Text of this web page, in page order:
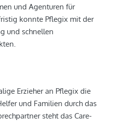
und Agenturen für
konnte Pflegix mit der
und schnellen
Erzieher an Pflegix die
und Familien durch das
steht das Care-